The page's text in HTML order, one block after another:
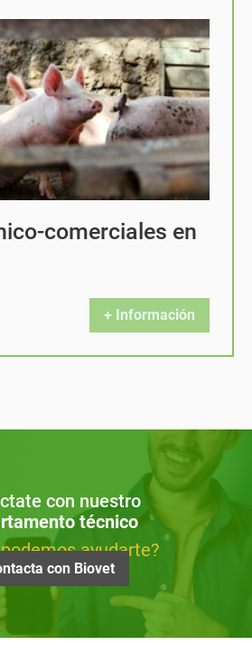
comerciales en
+ Información
con nuestro
técnico
ayudarte?
con Biovet